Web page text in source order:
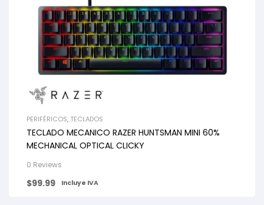
PERIFÉRICOS, TECLADOS
TECLADO MECANICO RAZER HUNTSMAN MINI 60%
MECHANICAL OPTICAL CLICKY
0 Reviews
$99.99 Incluye IVA